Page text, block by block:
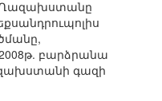
Ղազախստանը
բարձրանա
գազի